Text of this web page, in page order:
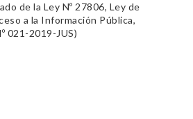
de la Ley Nº 27806, Ley de
a la Información Pública,
021-2019-JUS)